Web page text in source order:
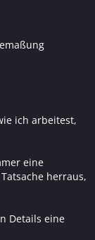
ich arbeitest,
eine
herraus,
Details eine